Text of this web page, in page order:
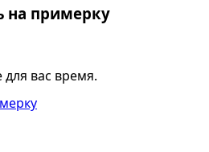
на примерку
вас время.